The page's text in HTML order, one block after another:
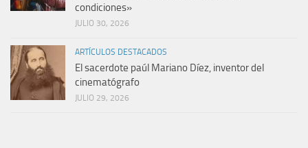
condiciones»
JULIO 30, 2026
ARTÍCULOS DESTACADOS
El sacerdote paúl Mariano Díez, inventor del
cinematógrafo
JULIO 29, 2026